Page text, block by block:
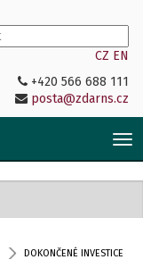
CZ EN
+420 566 688 111
posta@zdarns.cz
DOKONČENÉ INVESTICE